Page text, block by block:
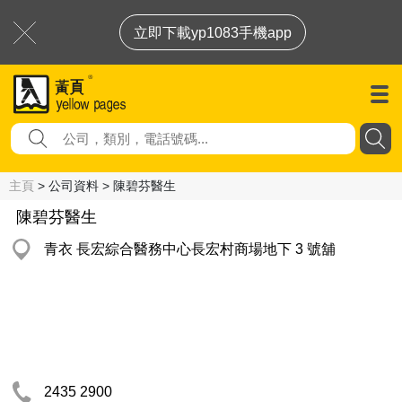
立即下載yp1083手機app
主頁 > 公司資料 > 陳碧芬醫生
陳碧芬醫生
青衣 長宏綜合醫務中心長宏村商場地下 3 號舖
2435 2900